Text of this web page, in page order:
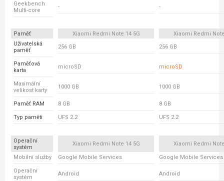
Geekbench
Multi-core
- -
Paměť Xiaomi Redmi Note 14 5G
Xiaomi Redmi
Uživatelská
paměť
256 GB 256 GB
Paměťová
karta
microSD microSD
Maximální
velikost karty
1000 GB 1000 GB
Paměť RAM 8 GB 8 GB
Typ paměti UFS 2.2 UFS 2.2
Operační
systém
Xiaomi Redmi Note 14 5G Xiaomi Redmi
Mobilní služby Google Mobile Services Google Mobile Services
Operační
systém
Android Android